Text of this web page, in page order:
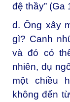
đệ thầy” (Ga
d. Ông xây
gì? Canh
và đó có
nhiên, dụ
một chiều
không đến